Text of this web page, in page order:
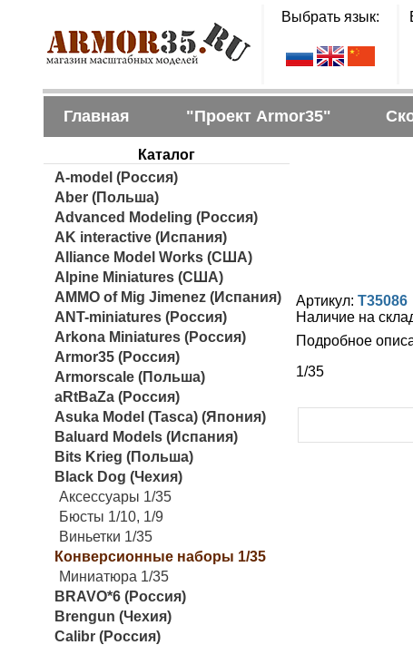
Выбрать язык:
Главная "Проект Armor35"
Каталог
A-model (Россия)
Aber (Польша)
Advanced Modeling (Россия)
AK interactive (Испания)
Alliance Model Works (США)
Alpine Miniatures (США)
AMMO of Mig Jimenez (Испания)
ANT-miniatures (Россия)
Arkona Miniatures (Россия)
Armor35 (Россия)
Armorscale (Польша)
aRtBaZa (Россия)
Asuka Model (Tasca) (Япония)
Baluard Models (Испания)
Bits Krieg (Польша)
Black Dog (Чехия)
Аксессуары 1/35
Бюсты 1/10, 1/9
Виньетки 1/35
Конверсионные наборы 1/35
Миниатюра 1/35
BRAVO*6 (Россия)
Brengun (Чехия)
Calibr (Россия)
Артикул: T35086
Наличие на
Подробное
1/35